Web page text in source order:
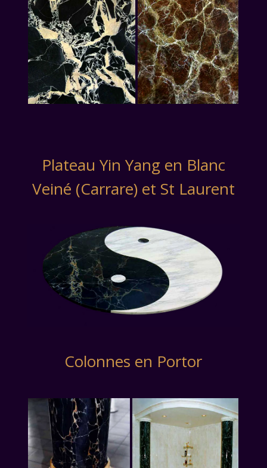
Plateau Yin Yang en Blanc
Veiné (Carrare) et St Laurent
Colonnes en Portor